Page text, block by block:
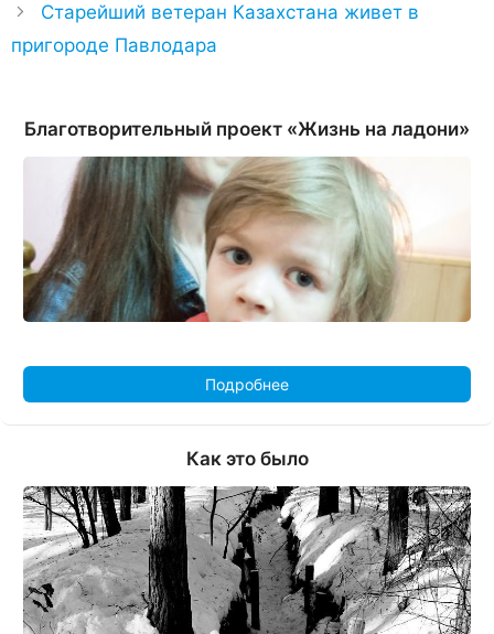
Старейший ветеран Казахстана живет в
пригороде Павлодара
Благотворительный проект «Жизнь на ладони»
Подробнее
Как это было